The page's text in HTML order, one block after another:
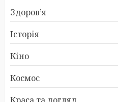
Здоров’я
Історія
Кіно
Космос